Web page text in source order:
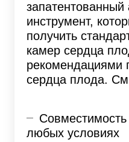
запатентованный
инструмент,
получить
камер сердца
рекомендациями
сердца плода.
любых условиях